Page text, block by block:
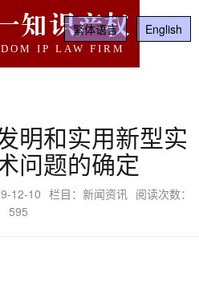
知识产权
IP LAW FIRM
English
繁体语言
明和实用新型实
问题的确定
12-10 栏目：新闻资讯 阅读次数：
595